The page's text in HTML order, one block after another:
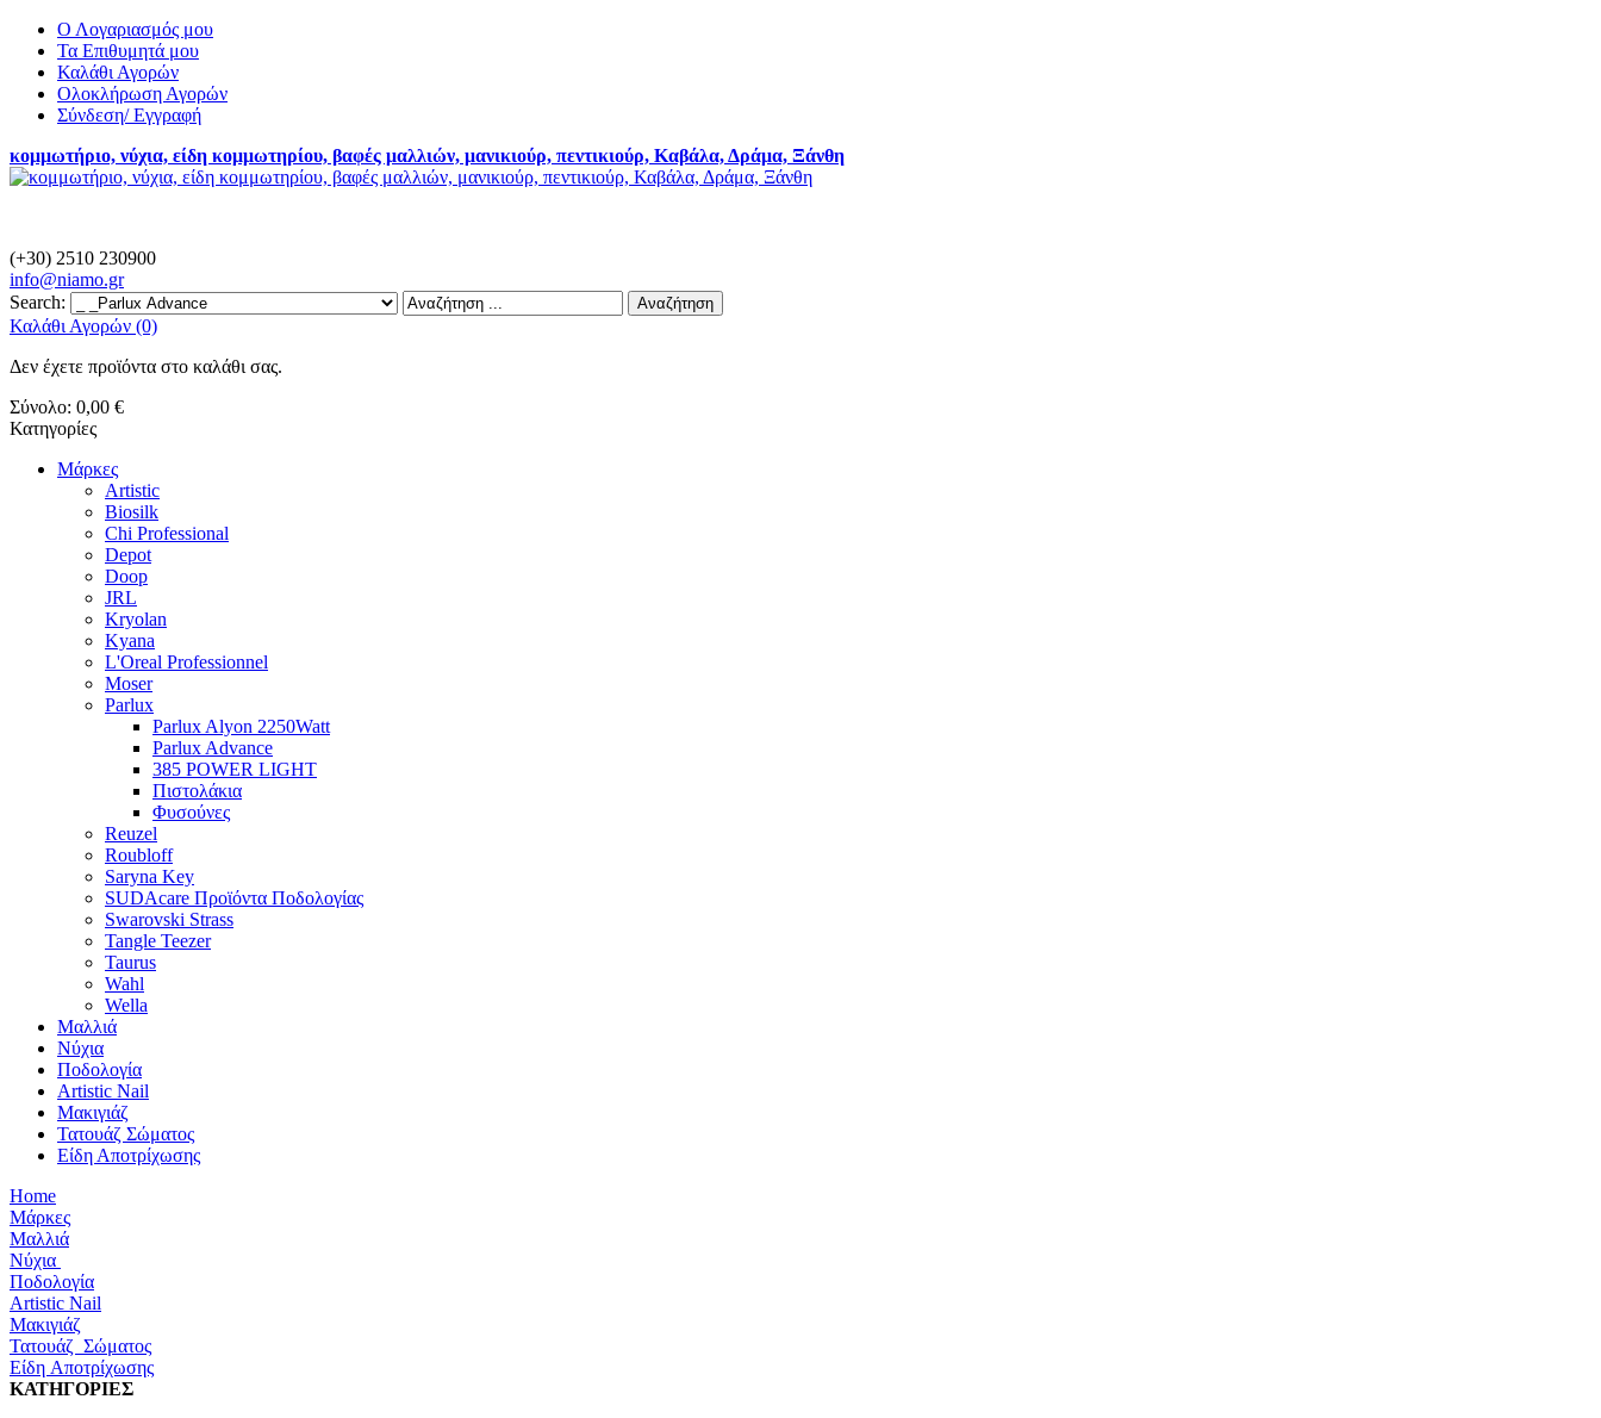
Ο Λογαριασμός μου
Τα Επιθυμητά μου
Καλάθι Αγορών
Ολοκλήρωση Αγορών
Σύνδεση/ Εγγραφή
κομμωτήριο, νύχια, είδη κομμωτηρίου, βαφές μαλλιών, μανικιούρ, πεντικιούρ, Καβάλα, Δράμα, Ξάνθη
(+30) 2510 230900
info@niamo.gr
Search:
Αναζήτηση
Καλάθι Αγορών (0)
Δεν έχετε προϊόντα στο καλάθι σας.
Σύνολο: 0,00 €
Κατηγορίες
Μάρκες
Artistic
Biosilk
Chi Professional
Depot
Doop
JRL
Kryolan
Kyana
L'Oreal Professionnel
Moser
Parlux
Parlux Alyon 2250Watt
Parlux Advance
385 POWER LIGHT
Πιστολάκια
Φυσούνες
Reuzel
Roubloff
Saryna Key
SUDAcare Προϊόντα Ποδολογίας
Swarovski Strass
Tangle Teezer
Taurus
Wahl
Wella
Μαλλιά
Νύχια
Ποδολογία
Artistic Nail
Μακιγιάζ
Τατουάζ Σώματος
Είδη Αποτρίχωσης
Home
Μάρκες
Μαλλιά
Νύχια
Ποδολογία
Artistic Nail
Μακιγιάζ
Τατουάζ Σώματος
Είδη Αποτρίχωσης
ΚΑΤΗΓΟΡΙΕΣ